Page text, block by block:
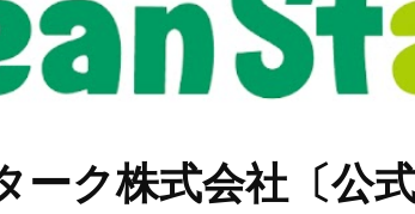
ーク株式会社〔公